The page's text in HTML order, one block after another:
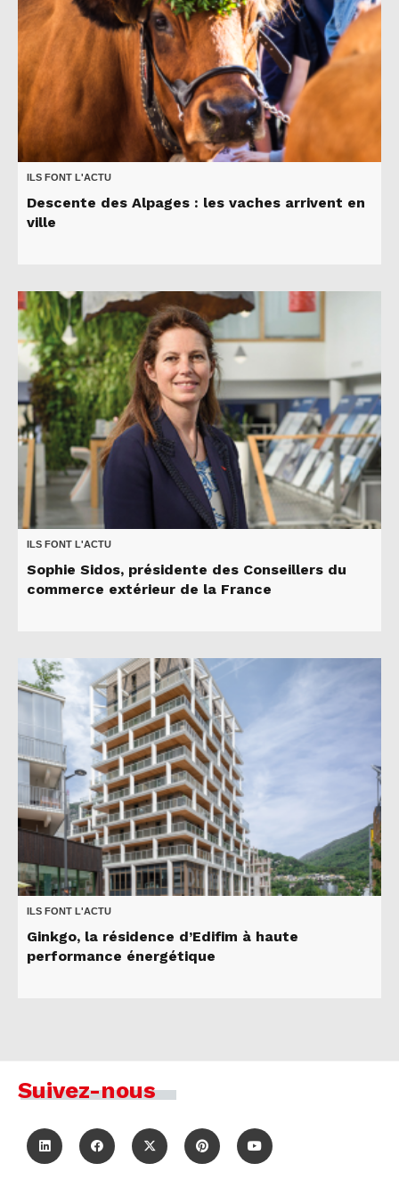
ILS FONT L'ACTU
Descente des Alpages : les vaches arrivent en
ville
ILS FONT L'ACTU
Sophie Sidos, présidente des Conseillers du
commerce extérieur de la France
ILS FONT L'ACTU
Ginkgo, la résidence d’Edifim à haute
performance énergétique
Suivez-nous